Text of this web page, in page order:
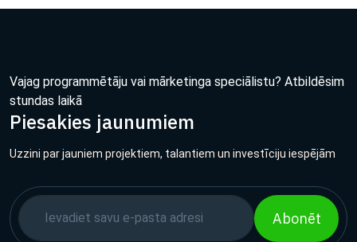
Vajag programmētāju vai mārketinga speciālistu? Atbildēsim
stundas laikā
Piesakies jaunumiem
Uzzini par jauniem projektiem, talantiem un investīciju iespējām
Abonēt